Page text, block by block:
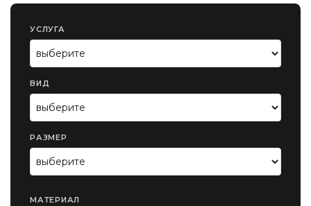
УСЛУГА
ВИД
РАЗМЕР
МАТЕРИАЛ